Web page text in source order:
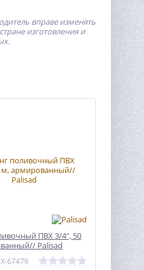
вправе изменять
изготовления и
ПВХ 3/4", 50
Palisad
67479